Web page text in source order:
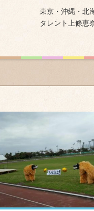
東京・沖縄・北
タレント上條恵